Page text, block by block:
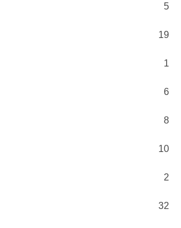
5
19
1
6
8
10
2
32